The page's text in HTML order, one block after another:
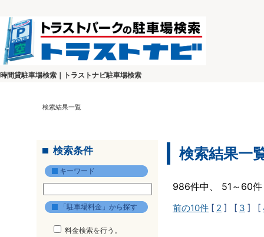
時間貸駐車場検索｜トラストナビ駐車場検索
検索結果一覧
検索条件
キーワード
「駐車場料金」から探す
料金検索を行う。
検索結果一
986件中、 51～60
前の10件 [ 2 ] [ 3 ] [